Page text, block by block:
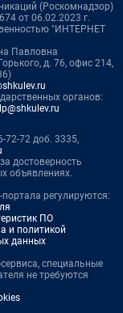
(Роскомнадзор)
от 06.02.2023 г.
"ИНТЕРНЕТ
Павловна
д. 76, офис 214,
органов:
72-72 доб. 3335,
достоверность
объявлениях.
регулируются:
ПО
и политикой
данных
специальные
не требуются